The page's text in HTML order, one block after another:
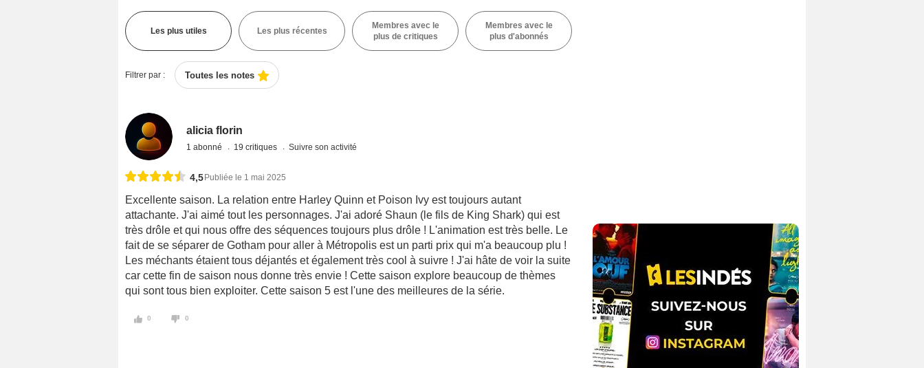
Les plus utiles Les plus récentes
Membres avec le
plus de critiques
Membres avec le
plus d'abonnés
Filtrer par : Toutes les notes
alicia florin
1 abonné 19 critiques Suivre son activité
4,5 Publiée le 1 mai 2025
Excellente saison. La relation entre Harley Quinn et Poison Ivy est toujours autant
attachante. J'ai aimé tout les personnages. J'ai adoré Shaun (le fils de King Shark) qui est
très drôle et qui nous offre des séquences toujours plus drôle ! L'animation est très belle. Le
fait de se séparer de Gotham pour aller à Métropolis est un parti prix qui m'a beaucoup plu !
Les méchants étaient tous déjantés et également très cool à suivre ! J'ai hâte de voir la suite
car cette fin de saison nous donne très envie ! Cette saison explore beaucoup de thèmes
qui sont tous bien exploiter. Cette saison 5 est l'une des meilleures de la série.
0 0